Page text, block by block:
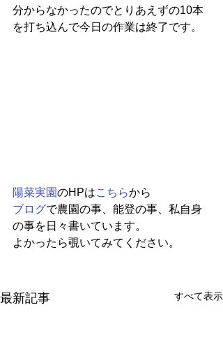
分からなかったのでとりあえずの10本
を打ち込んで今日の作業は終了です。
陽菜実園のHPはこちらから
ブログで農園の事、能登の事、私自身
の事を日々書いています。
よかったら覗いてみてください。
最新記事 すべて表示